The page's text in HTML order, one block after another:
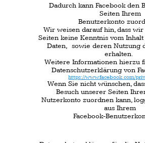
Google Analystics vewendet sog. "Cookies".
Das sind Textdateien, die auf Ihrem Computer
gespeichert werden und die eine Analyse der
Benutzung der Website durch Sie ermöglichen.
Die durch den Cookie erzeugten Informationen
über Ihre
Benutzung dieser Website werden in der Regel an
einen Server von Google in den USA übertragen
und dort gespeichert.
Im Falle der Aktivierung der IP- Anonymisierung
auf dieser Website wird Ihre IP-Adresse von
Google jedoch
innerhalb von Mitgliedstaaten der Europäischen
Union oder in anderen Vertragsstaaten des
Abkommens über den Europäischen
Wirtschaftsraum zuvor gekürzt.
Nur in Ausnahmefällen wird die volle IP-Adresse
an einen Server von Google in denUSA übertragen
und dort gekürzt.
Im Auftrag des Betreibers der Website wird Google
diese Informationen benutzen, um Ihre Nutzung